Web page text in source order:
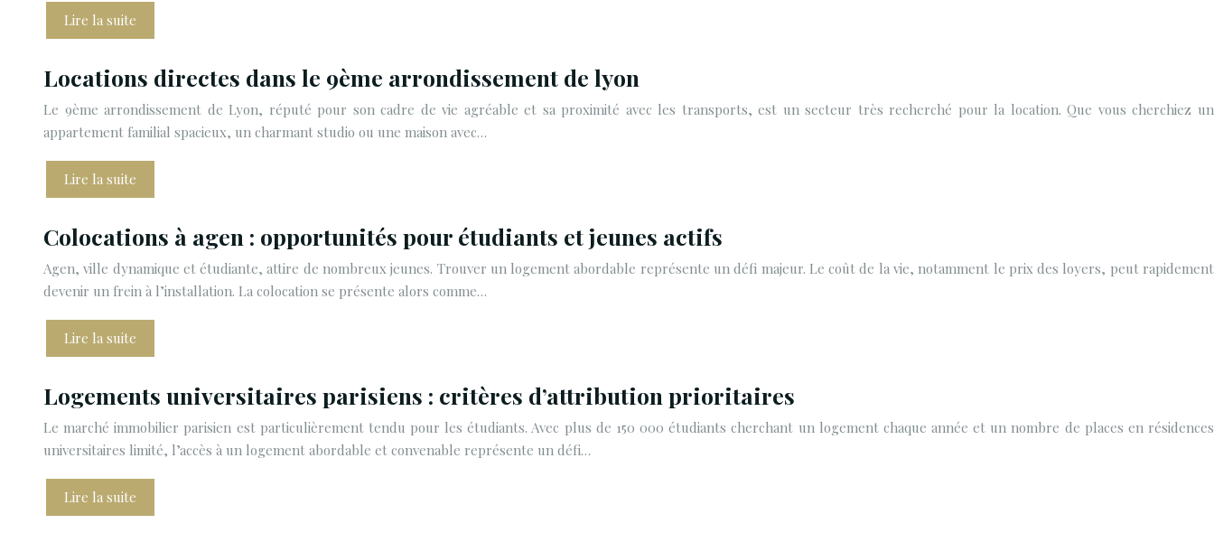
Lire la suite
Locations directes dans le 9ème arrondissement de lyon
Le 9ème arrondissement de Lyon, réputé pour son cadre de vie agréable et sa proximité avec les transports, est un secteur très recherché pour la location. Que vous cherchiez un
appartement familial spacieux, un charmant studio ou une maison avec…
Lire la suite
Colocations à agen : opportunités pour étudiants et jeunes actifs
Agen, ville dynamique et étudiante, attire de nombreux jeunes. Trouver un logement abordable représente un défi majeur. Le coût de la vie, notamment le prix des loyers, peut rapidement
devenir un frein à l’installation. La colocation se présente alors comme…
Lire la suite
Logements universitaires parisiens : critères d’attribution prioritaires
Le marché immobilier parisien est particulièrement tendu pour les étudiants. Avec plus de 150 000 étudiants cherchant un logement chaque année et un nombre de places en résidences
universitaires limité, l’accès à un logement abordable et convenable représente un défi…
Lire la suite